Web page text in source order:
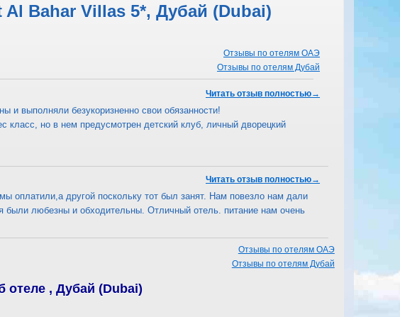
Bahar Villas 5*, Дубай (Dubai)
Отзывы по отелям ОАЭ
Отзывы по отелям Дубай
Читать отзыв полностью→
и выполняли безукоризненно свои обязанности!
класс, но в нем предусмотрен детский клуб, личный дворецкий
Читать отзыв полностью→
оплатили,а другой поскольку тот был занят. Нам повезло нам дали
любезны и обходительны. Отличный отель. питание нам очень
Отзывы по отелям ОАЭ
Отзывы по отелям Дубай
отеле , Дубай (Dubai)